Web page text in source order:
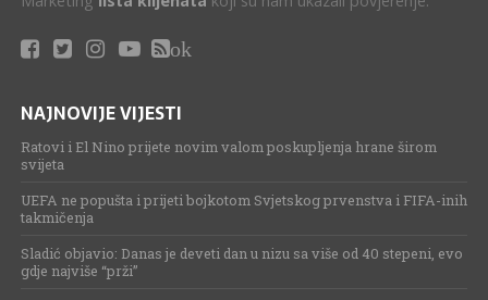
ok
NAJNOVIJE VIJESTI
Ratovi i El Nino prijete novim valom poskupljenja hrane širom
svijeta
UEFA ne popušta i prijeti bojkotom Svjetskog prvenstva i FIFA-inih
takmičenja
Sladić objavio: Danas je deveti dan u nizu sa više od 40 stepeni, evo
gdje najviše “prži”